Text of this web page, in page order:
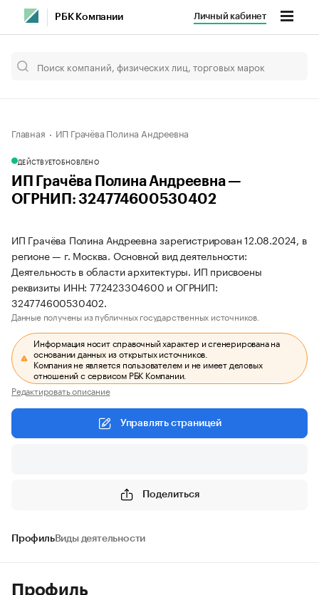
РБК Компании Личный кабинет
Главная ИП Грачёва Полина Андреевна
ДЕЙСТВУЕТОБНОВЛЕНО
ИП Грачёва Полина Андреевна —
ОГРНИП: 324774600530402
ИП Грачёва Полина Андреевна зарегистрирован 12.08.2024, в
регионе — г. Москва. Основной вид деятельности:
Деятельность в области архитектуры. ИП присвоены
реквизиты ИНН: 772423304600 и ОГРНИП:
324774600530402.
Данные получены из публичных государственных источников.
Информация носит справочный характер и сгенерирована на
основании данных из открытых источников.
Компания не является пользователем и не имеет деловых
отношений с сервисом РБК Компании.
Редактировать описание
Управлять страницей
Поделиться
ПрофильВиды деятельности
Профиль